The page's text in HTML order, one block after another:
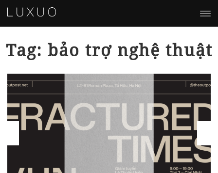
Tag: bảo trợ nghệ thuật